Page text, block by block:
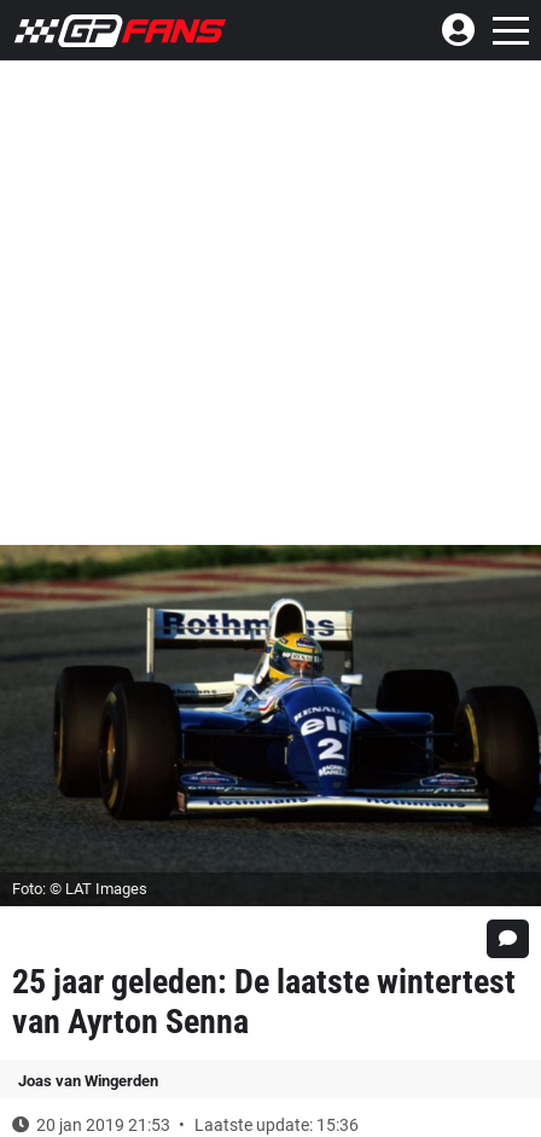
Foto: © LAT Images
25 jaar geleden: De laatste wintertest
van Ayrton Senna
Joas van Wingerden
20 jan 2019 21:53 Laatste update: 15:36